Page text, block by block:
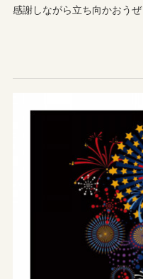
感謝しながら立ち向かおうぜ